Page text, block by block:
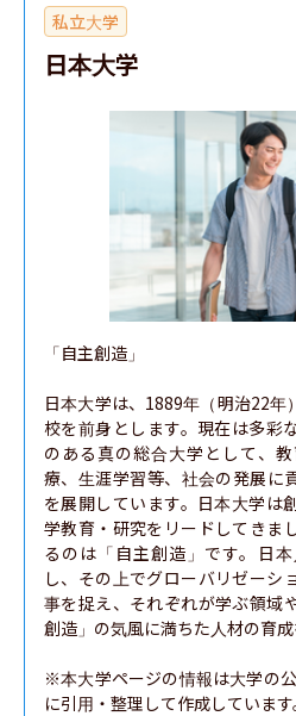
私立大学
日本大学
「自主創造」
日本大学は、1889年（明治22年
校を前身とします。現在は多彩
のある真の総合大学として、
療、生涯学習等、社会の発展に
を展開しています。日本大学は
学教育・研究をリードしてきま
るのは「自主創造」です。日
し、その上でグローバリゼーシ
事を捉え、それぞれが学ぶ領域
創造」の気風に満ちた人材の育成
※本大学ページの情報は大学の
に引用・整理して作成しています